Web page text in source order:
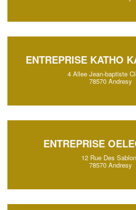
ENTREPRISE KATHO
4 Allee Jean-baptiste
78570 Andresy
ENTREPRISE
12 Rue Des
78570 Andresy